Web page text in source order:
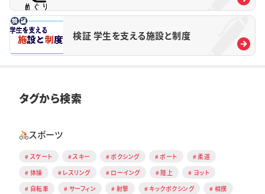
検証 学生を支える施設と制度
タグから検索
スポーツ
スケート スキー ボクシング ボート
柔道
体操
レスリング ローイング 陸上
ヨット
自転車
サーフィン 射撃 キックボクシング
相撲